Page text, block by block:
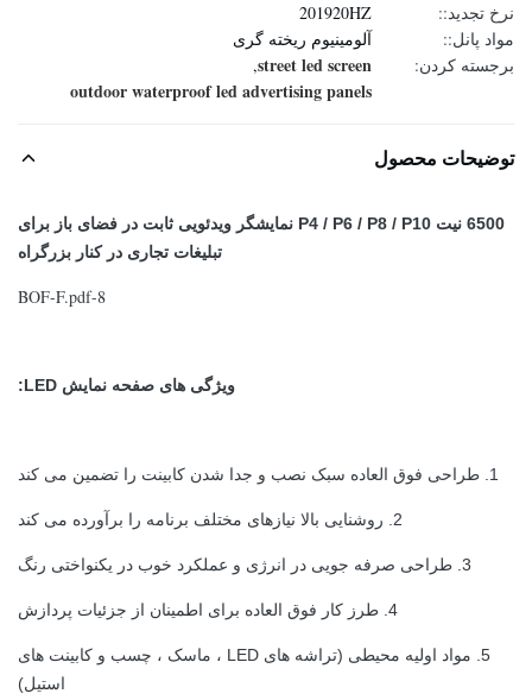
نرخ تجدید::
201920HZ
مواد پانل::
آلومینیوم ریخته گری
برجسته کردن:
street led screen
,
outdoor waterproof led advertising panels
توضیحات محصول
6500 نیت P4 / P6 / P8 / P10 نمایشگر ویدئویی ثابت در فضای باز برای
تبلیغات تجاری در کنار بزرگراه
8-BOF-F.pdf
ویژگی های صفحه نمایش LED:
1. طراحی فوق العاده سبک نصب و جدا شدن کابینت را تضمین می کند
2. روشنایی بالا نیازهای مختلف برنامه را برآورده می کند
3. طراحی صرفه جویی در انرژی و عملکرد خوب در یکنواختی رنگ
4. طرز کار فوق العاده برای اطمینان از جزئیات پردازش
5. مواد اولیه محیطی (تراشه های LED ، ماسک ، چسب و کابینت های
استیل)